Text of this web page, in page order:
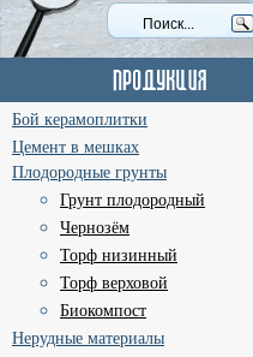
Бой керамоплитки
Цемент в мешках
Плодородные грунты
Грунт плодородный
Чернозём
Торф низинный
Торф верховой
Биокомпост
Нерудные материалы